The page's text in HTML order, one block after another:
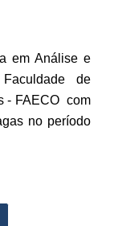
em Análise e
de
- FAECO com
no período